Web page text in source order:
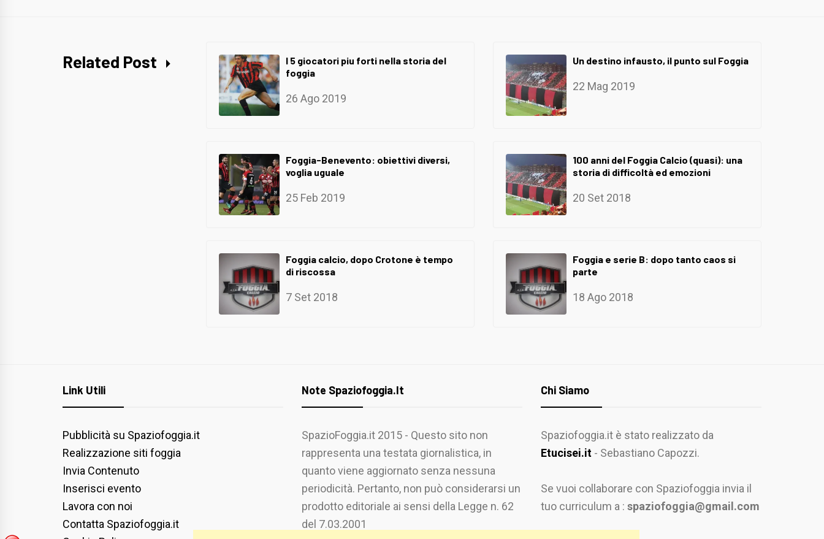
Related Post
I 5 giocatori piu forti nella storia del
foggia
26 Ago 2019
Un destino infausto, il punto sul Foggia
22 Mag 2019
Foggia-Benevento: obiettivi diversi,
voglia uguale
25 Feb 2019
100 anni del Foggia Calcio (quasi): una
storia di difficoltà ed emozioni
20 Set 2018
Foggia calcio, dopo Crotone è tempo
di riscossa
7 Set 2018
Foggia e serie B: dopo tanto caos si
parte
18 Ago 2018
Link Utili
Pubblicità su Spaziofoggia.it
Realizzazione siti foggia
Invia Contenuto
Inserisci evento
Lavora con noi
Contatta Spaziofoggia.it
Note Spaziofoggia.it
SpazioFoggia.it 2015 - Questo sito non
rappresenta una testata giornalistica, in
quanto viene aggiornato senza nessuna
periodicità. Pertanto, non può considerarsi un
prodotto editoriale ai sensi della Legge n. 62
del 7.03.2001
Chi Siamo
Spaziofoggia.it è stato realizzato da
Etucisei.it - Sebastiano Capozzi.
Se vuoi collaborare con Spaziofoggia invia il
tuo curriculum a : spaziofoggia@gmail.com